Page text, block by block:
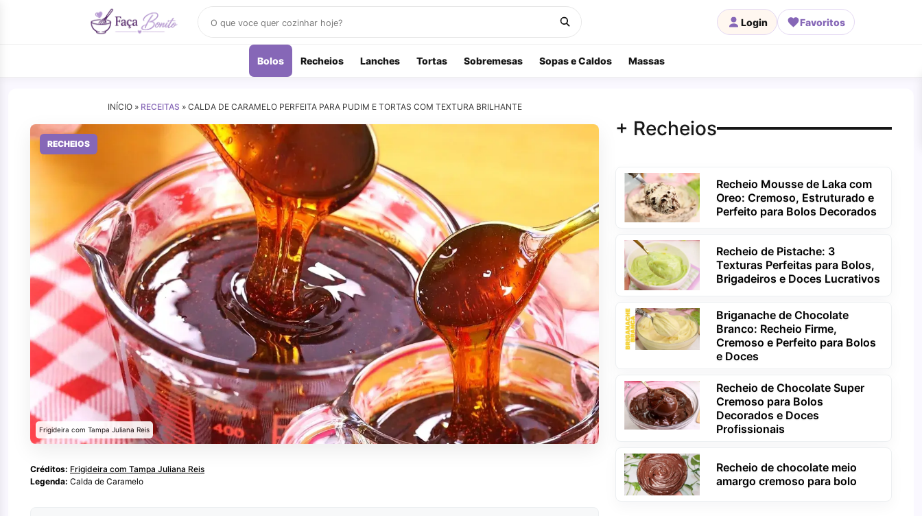
receitas
Login Favoritos
Bolos Recheios Lanches Tortas Sobremesas Sopas e Caldos Massas
INÍCIO » RECEITAS » CALDA DE CARAMELO PERFEITA PARA PUDIM E TORTAS COM TEXTURA BRILHANTE
RECHEIOS
Frigideira com Tampa Juliana Reis
Créditos: Frigideira com Tampa Juliana Reis
Legenda: Calda de Caramelo
+ Recheios
Recheio Mousse de Laka com
Oreo: Cremoso, Estruturado e
Perfeito para Bolos Decorados
Recheio de Pistache: 3
Texturas Perfeitas para Bolos,
Brigadeiros e Doces Lucrativos
Briganache de Chocolate
Branco: Recheio Firme,
Cremoso e Perfeito para Bolos
e Doces
Recheio de Chocolate Super
Cremoso para Bolos
Decorados e Doces
Profissionais
Recheio de chocolate meio
amargo cremoso para bolo